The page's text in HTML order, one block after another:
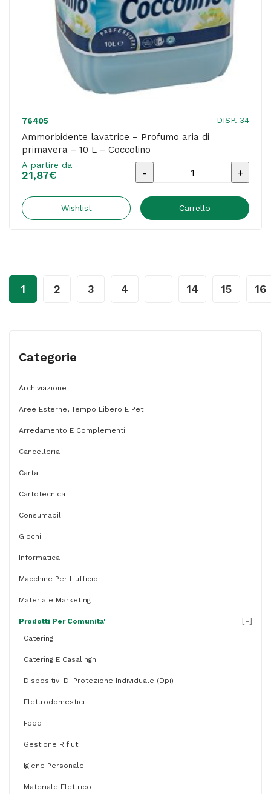
76405 DISP. 34
Ammorbidente lavatrice – Profumo aria di
primavera – 10 L – Coccolino
A partire da
21,87€
Ammorbidente
-
Wishlist Carrello
1 2 3 4 14 15 16
Categorie
Archiviazione
Aree Esterne, Tempo Libero E Pet
Arredamento E Complementi
Cancelleria
Carta
Cartotecnica
Consumabili
Giochi
Informatica
Macchine Per L'ufficio
Materiale Marketing
Prodotti Per Comunita'
Catering
Catering E Casalinghi
Dispositivi Di Protezione Individuale (dpi)
Elettrodomestici
Food
Gestione Rifiuti
Igiene Personale
Materiale Elettrico
[-]